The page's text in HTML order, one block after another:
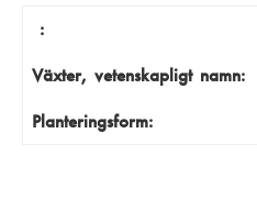
:
Växter, vetenskapligt namn:
Planteringsform: